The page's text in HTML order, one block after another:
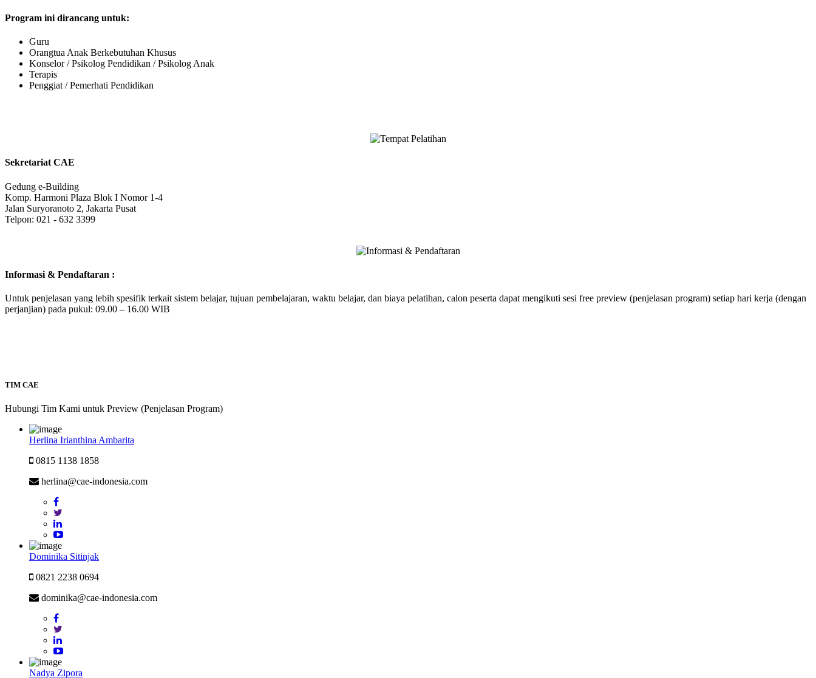
Program ini dirancang untuk:
Guru
Orangtua Anak Berkebutuhan Khusus
Konselor / Psikolog Pendidikan / Psikolog Anak
Terapis
Penggiat / Pemerhati Pendidikan
Sekretariat CAE
Gedung e-Building
Komp. Harmoni Plaza Blok I Nomor 1-4
Jalan Suryoranoto 2, Jakarta Pusat
Telpon: 021 - 632 3399
Informasi & Pendaftaran :
Untuk penjelasan yang lebih spesifik terkait sistem belajar, tujuan pembelajaran, waktu belajar, dan biaya pelatihan, calon peserta dapat mengikuti sesi free preview (penjelasan program) setiap hari kerja (dengan
perjanjian) pada pukul: 09.00 – 16.00 WIB
TIM CAE
Hubungi Tim Kami untuk Preview (Penjelasan Program)
Herlina Irianthina Ambarita
0815 1138 1858
herlina@cae-indonesia.com
Dominika Sitinjak
0821 2238 0694
dominika@cae-indonesia.com
Nadya Zipora